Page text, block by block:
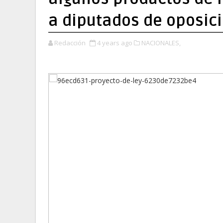
a diputados de
Redacción 4 years ago NACIONALES,